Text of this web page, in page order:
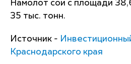
Намолот сои с площади
35 тыс. тонн.
Источник -
Краснодарского края